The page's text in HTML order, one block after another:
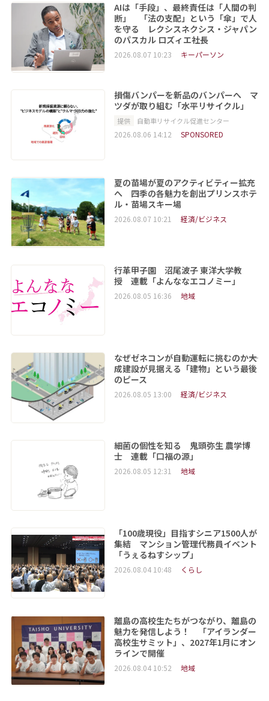
AIは「手段」、最終責任は「人間の判
断」 「法の支配」という「傘」で人
を守る レクシスネクシス・ジャパン
のパスカル ロズィエ社長
2026.08.07 10:23 キーパーソン
損傷バンパーを新品のバンパーへ マ
ツダが取り組む「水平リサイクル」
提供 自動車リサイクル促進センター
2026.08.06 14:12 SPONSORED
夏の苗場が夏のアクティビティー拡充
へ 四季の各魅力を創出プリンスホテ
ル・苗場スキー場
2026.08.07 10:21 経済/ビジネス
行革甲子園 沼尾波子 東洋大学教
授 連載「よんななエコノミー」
2026.08.05 16:36 地域
なぜゼネコンが自動運転に挑むのか――大
成建設が見据える「建物」という最後
のピース
2026.08.05 13:00 経済/ビジネス
細菌の個性を知る 鬼頭弥生 農学博
士 連載「口福の源」
2026.08.05 12:31 地域
「100歳現役」目指すシニア1500人が
集結 マンション管理代務員イベント
「うぇるねすシップ」
2026.08.04 10:48 くらし
離島の高校生たちがつながり、離島の
魅力を発信しよう！ 「アイランダー
高校生サミット」、2027年1月にオン
ラインで開催
2026.08.04 10:52 地域